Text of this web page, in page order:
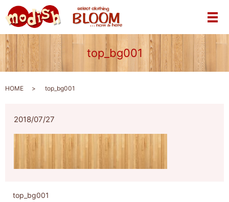
メ
top_bg001
HOME top_bg001
2018/07/27
top_bg001